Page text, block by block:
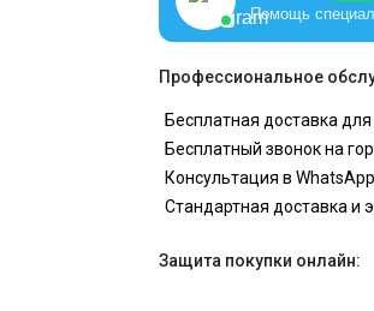
Помощь
Профессиональное
Бесплатная доставка
Бесплатный звонок на
Консультация в WhatsApp
Стандартная доставка и
Защита покупки онлайн: